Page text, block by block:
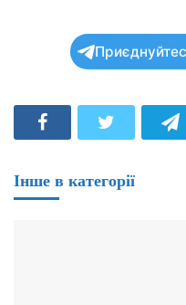
Інше в категорії